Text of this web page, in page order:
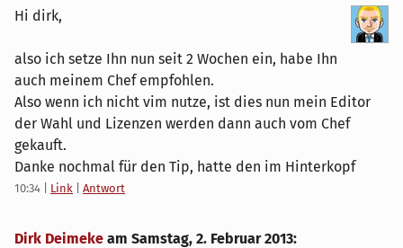
Hi dirk,
also ich setze Ihn nun seit 2 Wochen ein, habe Ihn
auch meinem Chef empfohlen.
Also wenn ich nicht vim nutze, ist dies nun mein Editor
der Wahl und Lizenzen werden dann auch vom Chef
gekauft.
Danke nochmal für den Tip, hatte den im Hinterkopf
10:34 Link Antwort
Dirk Deimeke am Samstag, 2. Februar 2013: